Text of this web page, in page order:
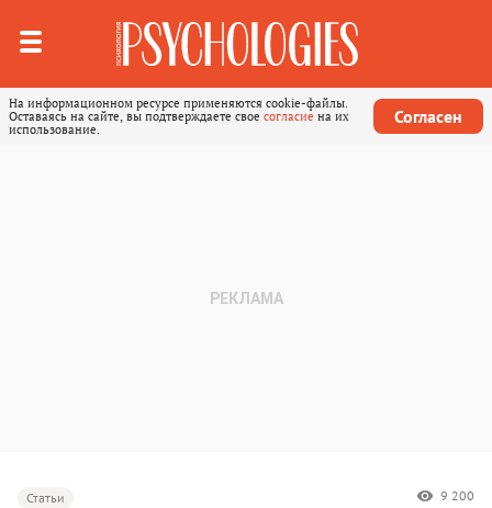
На информационном ресурсе применяются cookie-файлы.
Оставаясь на сайте, вы подтверждаете свое согласие на их
использование.
Согласен
Статьи 9 200